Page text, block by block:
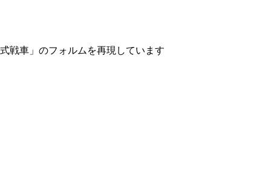
戦車」のフォルムを再現しています